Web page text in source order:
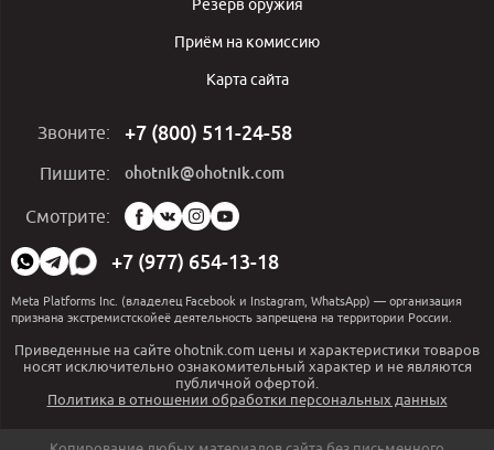
Резерв оружия
Приём на комиссию
Карта сайта
Звоните: +7 (800) 511-24-58
Пишите: ohotnik@ohotnik.com
Смотрите:
Мы
в
социальных
сетях:
+7 (977) 654-13-18
Meta Platforms Inc. (владелец Facebook и Instagram, WhatsApp) — организация
признана экстремистскойеё деятельность запрещена на территории России.
Приведенные на сайте ohotnik.com цены и характеристики товаров
носят исключительно ознакомительный характер и не являются
публичной офертой.
Политика в отношении обработки персональных данных